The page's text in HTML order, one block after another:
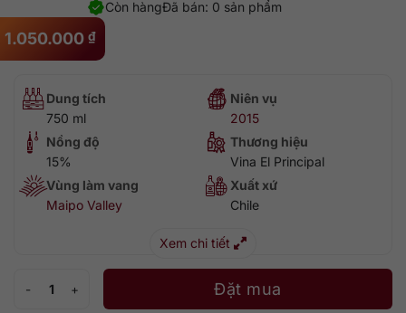
1.050.000 ₫
Đã bán: 0 sản phẩm
Còn hàng
Dung tích
750 ml
Niên vụ
2015
Nồng độ
15%
Thương hiệu
Vina El Principal
Vùng làm vang
Maipo Valley
Xuất xứ
Chile
Xem chi tiết
Đặt mua